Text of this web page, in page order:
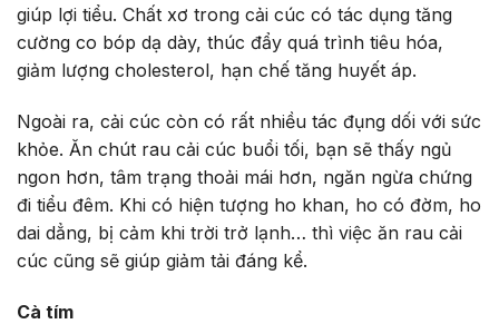
giúp lợi tiểu. Chất xơ trong cải cúc có tác dụng tăng
cường co bóp dạ dày, thúc đẩy quá trình tiêu hóa,
giảm lượng cholesterol, hạn chế tăng huyết áp.
Ngoài ra, cải cúc còn có rất nhiều tác đụng dối với sức
khỏe. Ăn chút rau cải cúc buổi tối, bạn sẽ thấy ngủ
ngon hơn, tâm trạng thoải mái hơn, ngăn ngừa chứng
đi tiểu đêm. Khi có hiện tượng ho khan, ho có đờm, ho
dai dẳng, bị cảm khi trời trở lạnh… thì việc ăn rau cải
cúc cũng sẽ giúp giảm tải đáng kể.
Cà tím